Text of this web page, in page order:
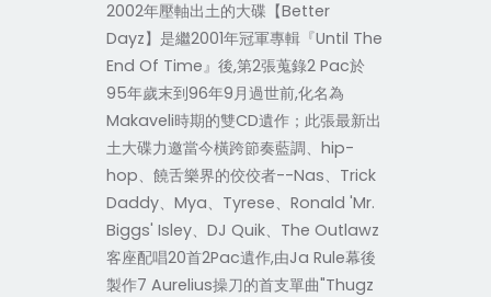
2002年壓軸出土的大碟【Better
Dayz】是繼2001年冠軍專輯『Until The
End Of Time』後,第2張蒐錄2 Pac於
95年歲末到96年9月過世前,化名為
Makaveli時期的雙CD遺作；此張最新出
土大碟力邀當今橫跨節奏藍調、hip-
hop、饒舌樂界的佼佼者--Nas、Trick
Daddy、Mya、Tyrese、Ronald 'Mr.
Biggs' Isley、DJ Quik、The Outlawz
客座配唱20首2Pac遺作,由Ja Rule幕後
製作7 Aurelius操刀的首支單曲"Thugz